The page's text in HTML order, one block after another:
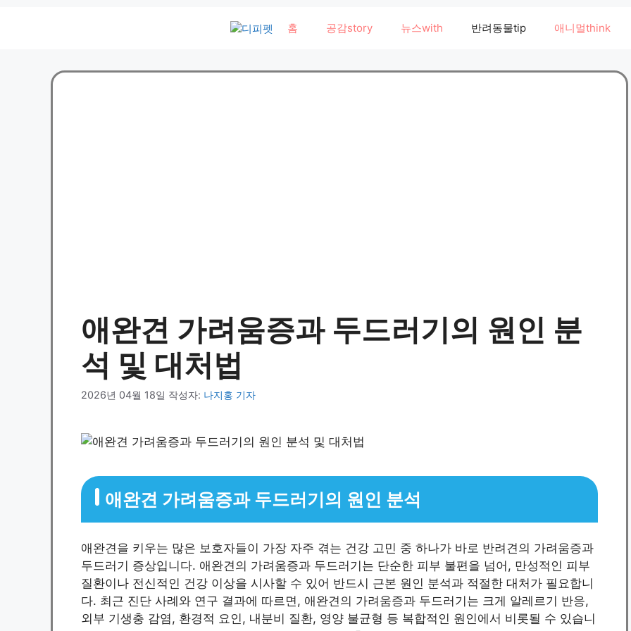
홈 공감story 뉴스with 반려동물tip 애니멀think
애완견 가려움증과 두드러기의 원인 분
석 및 대처법
2026년 04월 18일 작성자: 나지홍 기자
애완견 가려움증과 두드러기의 원인 분석
애완견을 키우는 많은 보호자들이 가장 자주 겪는 건강 고민 중 하나가 바로 반려견의 가려움증과
두드러기 증상입니다. 애완견의 가려움증과 두드러기는 단순한 피부 불편을 넘어, 만성적인 피부
질환이나 전신적인 건강 이상을 시사할 수 있어 반드시 근본 원인 분석과 적절한 대처가 필요합니
다. 최근 진단 사례와 연구 결과에 따르면, 애완견의 가려움증과 두드러기는 크게 알레르기 반응,
외부 기생충 감염, 환경적 요인, 내분비 질환, 영양 불균형 등 복합적인 원인에서 비롯될 수 있습니